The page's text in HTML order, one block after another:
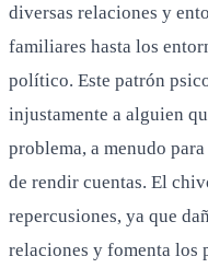
diversas relaciones y
familiares hasta los
político. Este patrón
injustamente a alguien
problema, a menudo
de rendir cuentas. El
repercusiones, ya que
relaciones y fomenta los